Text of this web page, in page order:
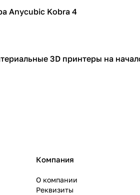
Anycubic Kobra 4
3D принтеры на
Компания
О компании
Реквизиты